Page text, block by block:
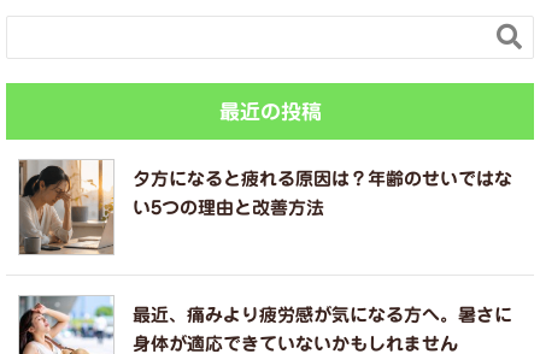

最近の投稿
夕方になると疲れる原因は？年齢のせいではな
い5つの理由と改善方法
最近、痛みより疲労感が気になる方へ。暑さに
身体が適応できていないかもしれません